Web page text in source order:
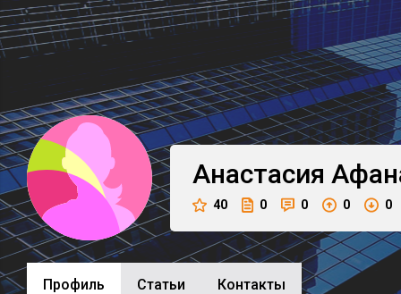
Анастасия
40 0 0 0 0
Профиль Cтатьи Контакты